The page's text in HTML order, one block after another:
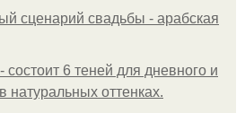
сценарий свадьбы - арабская
состоит 6 теней для дневного и
натуральных оттенках.